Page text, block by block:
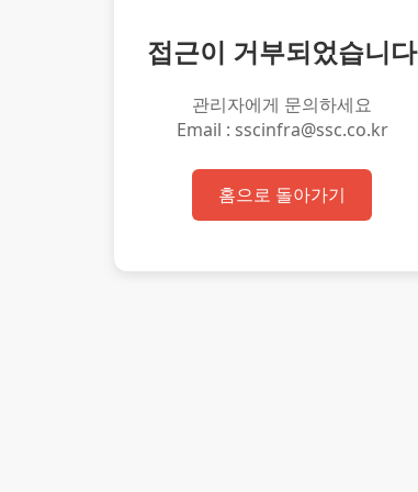
접근이 거부되었습니다
관리자에게 문의하세요
Email : sscinfra@ssc.co.kr
홈으로 돌아가기